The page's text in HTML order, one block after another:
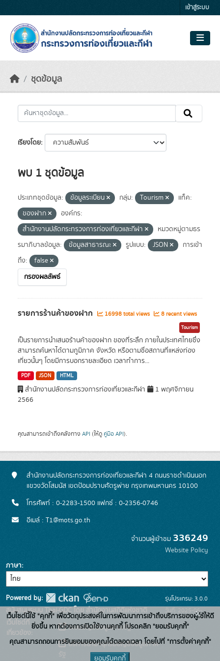
เข้าสู่ระบบ
ชุดข้อมูล
เรียงโดย
พบ 1 ชุดข้อมูล
ประเภทชุดข้อมูล: ข้อมูลระเบียน กลุ่ม: Tourism
แท็ค:
ของฝาก
องค์กร:
สำนักงานปลัดกระทรวงการท่องเที่ยวและกีฬา
หมวดหมู่ตามธร
รมาภิบาลข้อมูล:
ข้อมูลสาธารณะ รูปแบบ: JSON
การเข้า
ถึง:
false
กรองผลลัพธ์
รายการร้านค้าของฝาก 16998 total views 8 recent views
Tourism
เป็นรายการนำเสนอร้านค้าของฝาก ของที่ระลึก ภายในประเทศไทยซึ่ง
สามารถค้นหาได้ตามภูมิภาค จังหวัด หรือตามชื่อสถานที่แหล่งท่อง
เที่ยวนั้นๆ โดยมีการบอกรายละเอียด เวลาทำการ...
PDF JSON HTML
สำนักงานปลัดกระทรวงการท่องเที่ยวและกีฬา
1 พฤศจิกายน
2566
คุณสามารถเข้าถึงคลังทาง API (ให้ดู คู่มือ API).
สำนักงานปลัดกระทรวงการท่องเที่ยวและกีฬา 4 ถนนราชดำเนินนอก
แขวงวัดโสมนัส เขตป้อมปราบศัตรูพ่าย กรุงเทพมหานคร 10100
โทรศัพท์ : 0-2283-1500 แฟกซ์ : 0-2356-0746
อีเมล์ : T1@mots.go.th
จำนวนผู้เข้าชม 336249
Website Policy
ภาษา
Powered by:
สนับสนุนระบบ Thai-GDC โดย สำนักงานสถิติแห่งชาติ
เว็บไซต์ที่
เกี่ยวข้อง:
ระบบบัญชีข้อมูลภาครัฐ
บริการนามานุกรมบัญชีข้อมูลภาค
รุ่นโปรแกรม: 3.0.0
วันที่: 2025-06-
26
เว็บไซต์นี้ใช้ "คุกกี้" เพื่อวัตถุประสงค์ในการพัฒนาการเข้าถึงบริการของผู้ใช้ให้ดี
ยิ่งขึ้น หากต้องการเปิดใช้งานคุกกี้ โปรดคลิก "ยอมรับคุกกี้"
คุณสามารถถอนการยินยอมของคุณได้ตลอดเวลา โดยไปที่ "การตั้งค่าคุกกี้"
ยอมรับคุกกี้
x